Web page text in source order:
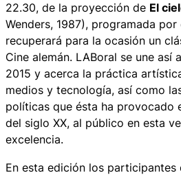
22.30, de la proyección de El
Wenders, 1987), programada
recuperará para la ocasión un
Cine alemán. LABoral se une así a
2015 y acerca la práctica
medios y tecnología, así como
políticas que ésta ha provocado
del siglo XX, al público en esta
excelencia.
En esta edición los participantes